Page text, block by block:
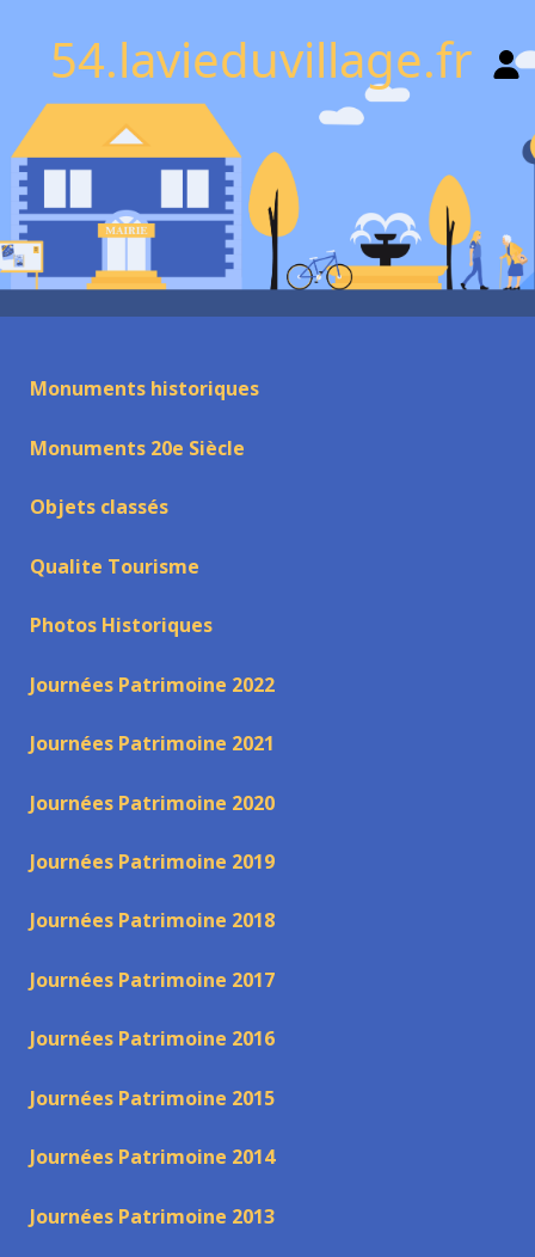
54.lavieduvillage.fr
Monuments historiques
Monuments 20e Siècle
Objets classés
Qualite Tourisme
Photos Historiques
Journées Patrimoine 2022
Journées Patrimoine 2021
Journées Patrimoine 2020
Journées Patrimoine 2019
Journées Patrimoine 2018
Journées Patrimoine 2017
Journées Patrimoine 2016
Journées Patrimoine 2015
Journées Patrimoine 2014
Journées Patrimoine 2013